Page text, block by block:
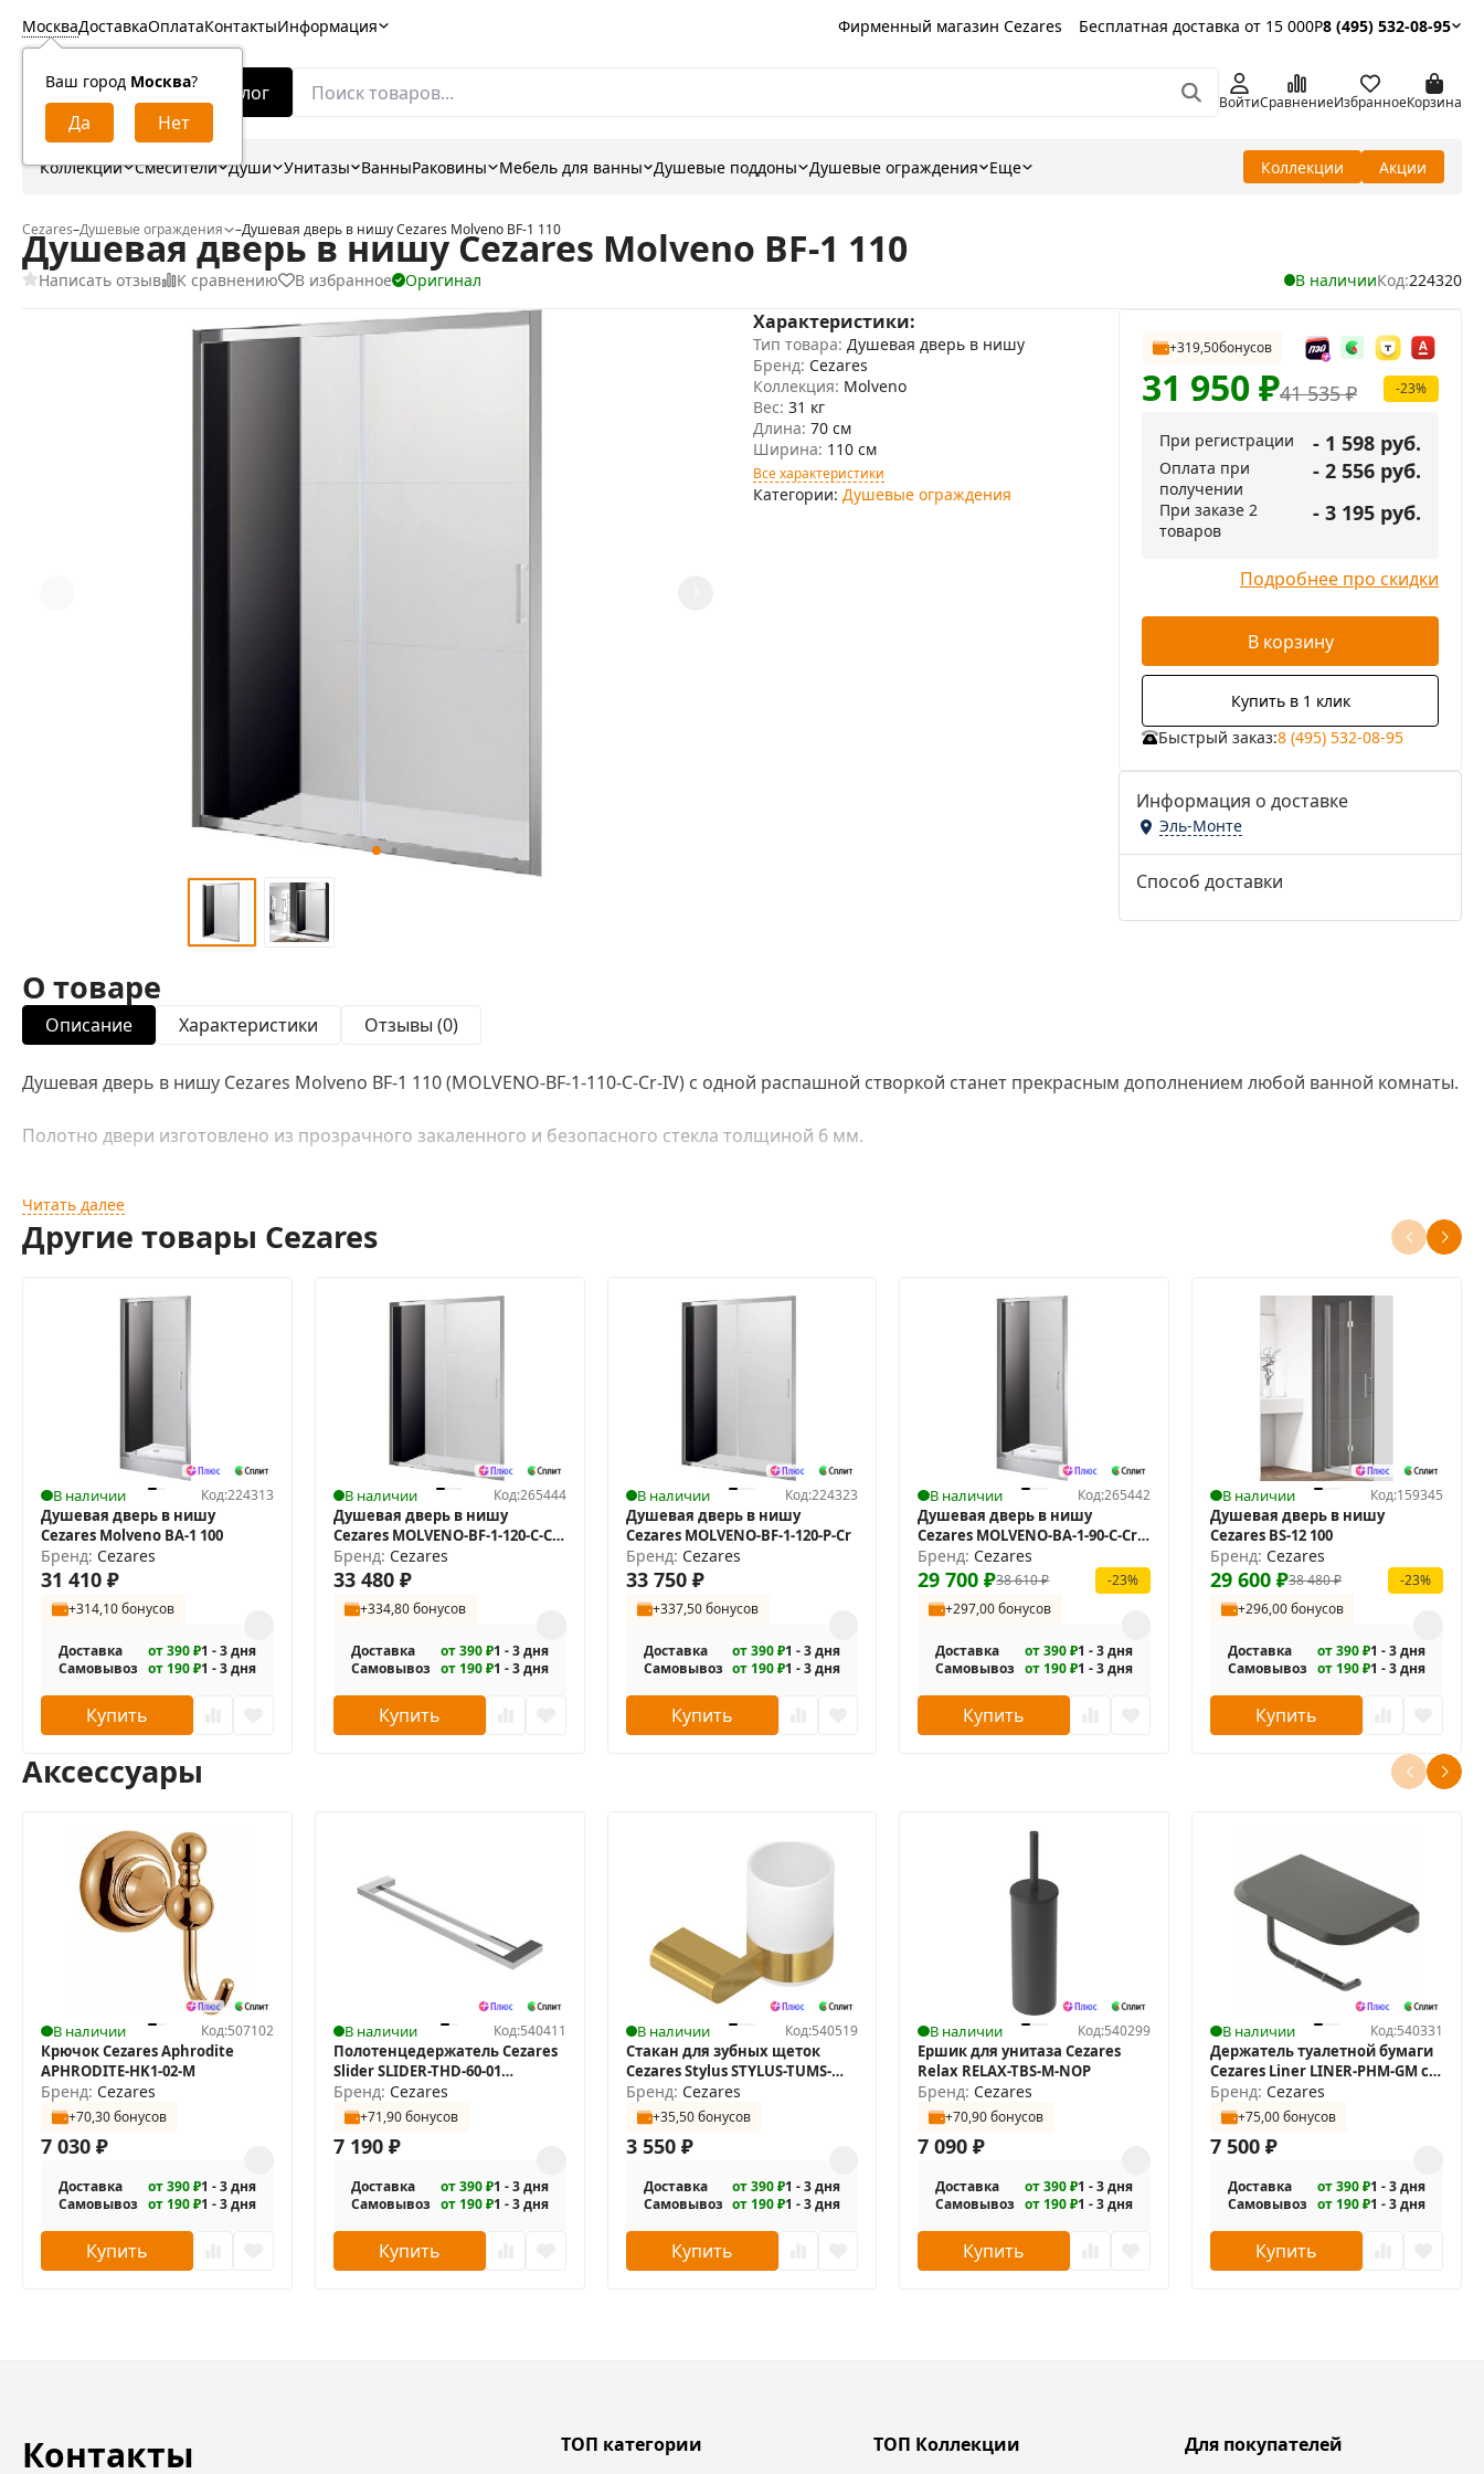
Москва
Ваш город Москва?
ДоставкаОплатаКонтактыИнформация Фирменный магазин Cezares Бесплатная доставка от 15 000Р8 (495) 532-08-95
Каталог ВойтиСравнениеИзбранноеКорзина
Коллекции Смесители Души Унитазы ВанныРаковины Мебель для ванны Душевые поддоны Душевые ограждения Еще Коллекции Акции
Cezares–Душевые ограждения –Душевая дверь в нишу Cezares Molveno BF-1 110
Душевая дверь в нишу Cezares Molveno BF-1 110
Написать отзыв К сравнению В избранное Оригинал В наличииКод:224320
Характеристики:
Тип товара: Душевая дверь в нишу
Бренд: Cezares
Коллекция: Molveno
Вес: 31 кг
Длина: 70 см
Ширина: 110 см
Все характеристики
Категории: Душевые ограждения
+319,50бонусов
41 535₽
31 950₽ -23%
При регистрации - 1 598 руб.
Оплата при
получении
- 2 556 руб.
При заказе 2
товаров
- 3 195 руб.
Подробнее про скидки
В корзину
Купить в 1 клик
Быстрый заказ:8 (495) 532-08-95
Информация о доставке
Эль-Монте
Способ доставки
О товаре
Описание Характеристики Отзывы (0)
Душевая дверь в нишу Cezares Molveno BF-1 110 (MOLVENO-BF-1-110-C-Cr-IV) с одной распашной створкой станет прекрасным дополнением любой ванной комнаты.
Полотно двери изготовлено из прозрачного закаленного и безопасного стекла толщиной 6 мм.
Дверь герметично закрывается за счет магнитного уплотнителя и крепится с помощью двойных подшипниковых роликов повышенной надежности, выполненных
Габариты (ДхВ): 110х190 cм.
Профиль регулируемый по ширине.
Монтаж осуществляется либо на поддон, либо на пол, оборудованный для душа.
В комплекте поставки:
Душевая дверь в нишу;
Крепежные элементы;
Инструкция.
Читать далее
Другие товары Cezares
В наличии Код:224313
Душевая дверь в нишу
Cezares Molveno BA-1 100
Бренд: Cezares
31 410 ₽
+314,10 бонусов
Доставка от 390 ₽1 - 3 дня
Самовывоз от 190 ₽1 - 3 дня
Купить
В наличии Код:265444
Душевая дверь в нишу
Cezares MOLVENO-BF-1-120-C-Cr-
IV
Бренд: Cezares
33 480 ₽
+334,80 бонусов
Доставка от 390 ₽1 - 3 дня
Самовывоз от 190 ₽1 - 3 дня
Купить
В наличии Код:224323
Душевая дверь в нишу
Cezares MOLVENO-BF-1-120-P-Cr
Бренд: Cezares
33 750 ₽
+337,50 бонусов
Доставка от 390 ₽1 - 3 дня
Самовывоз от 190 ₽1 - 3 дня
Купить
В наличии Код:265442
Душевая дверь в нишу
Cezares MOLVENO-BA-1-90-C-Cr-
IV
Бренд: Cezares
38 610₽
29 700₽
-23%
+297,00 бонусов
Доставка от 390 ₽1 - 3 дня
Самовывоз от 190 ₽1 - 3 дня
Купить
В наличии Код:159345
Душевая дверь в нишу
Cezares BS-12 100
Бренд: Cezares
38 480₽
29 600₽
-23%
+296,00 бонусов
Доставка от 390 ₽1 - 3 дня
Самовывоз от 190 ₽1 - 3 дня
Купить
Аксессуары
В наличии Код:507102
Крючок Cezares Aphrodite
APHRODITE-HK1-02-M
Бренд: Cezares
+70,30 бонусов
7 030 ₽
Доставка от 390 ₽1 - 3 дня
Самовывоз от 190 ₽1 - 3 дня
Купить
В наличии Код:540411
Полотенцедержатель Cezares
Slider SLIDER-THD-60-01
двойной
Бренд: Cezares
+71,90 бонусов
7 190 ₽
Доставка от 390 ₽1 - 3 дня
Самовывоз от 190 ₽1 - 3 дня
Купить
В наличии Код:540519
Стакан для зубных щеток
Cezares Stylus STYLUS-TUMS-
BORO
Бренд: Cezares
+35,50 бонусов
3 550 ₽
Доставка от 390 ₽1 - 3 дня
Самовывоз от 190 ₽1 - 3 дня
Купить
В наличии Код:540299
Ершик для унитаза Cezares
Relax RELAX-TBS-M-NOP
Бренд: Cezares
+70,90 бонусов
7 090₽
Доставка от 390 ₽1 - 3 дня
Самовывоз от 190 ₽1 - 3 дня
Купить
В наличии Код:540331
Держатель туалетной бумаги
Cezares Liner LINER-PHM-GM с
полкой
Бренд: Cezares
+75,00 бонусов
7 500₽
Доставка от 390 ₽1 - 3 дня
Самовывоз от 190 ₽1 - 3 дня
Купить
Контакты ТОП категории ТОП Коллекции Для покупателей